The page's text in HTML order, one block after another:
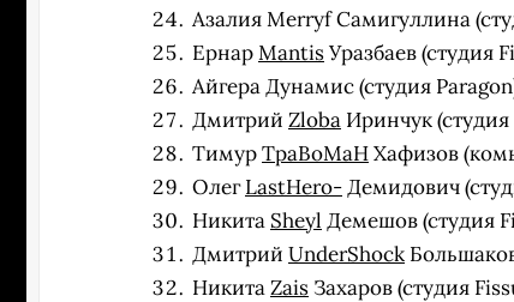
Азалия Merryf Самигуллина
ЕрнарMantisУразбаев (студия
Айгера Дунамис (студия
Дмитрий Zloba Иринчук (студия
ТимурTpaBoMaHХафизов
ОлегLastHero-Демидович
Никита Sheyl Демешов (студия
Дмитрий UnderShock
НикитаZais Захаров (студия